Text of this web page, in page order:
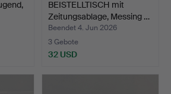
BEISTELLTISCH mit
Zeitungsablage, Messing …
Beendet 4. Jun 2026
3 Gebote
32 USD